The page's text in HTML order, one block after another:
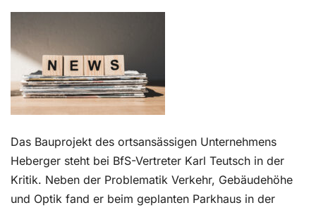
Jetzt abonnieren
Das Bauprojekt des ortsansässigen Unternehmens
Heberger steht bei BfS-Vertreter Karl Teutsch in der
Kritik. Neben der Problematik Verkehr, Gebäudehöhe
und Optik fand er beim geplanten Parkhaus in der